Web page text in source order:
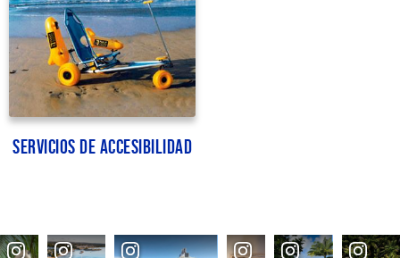
Servicios de accesibilidad